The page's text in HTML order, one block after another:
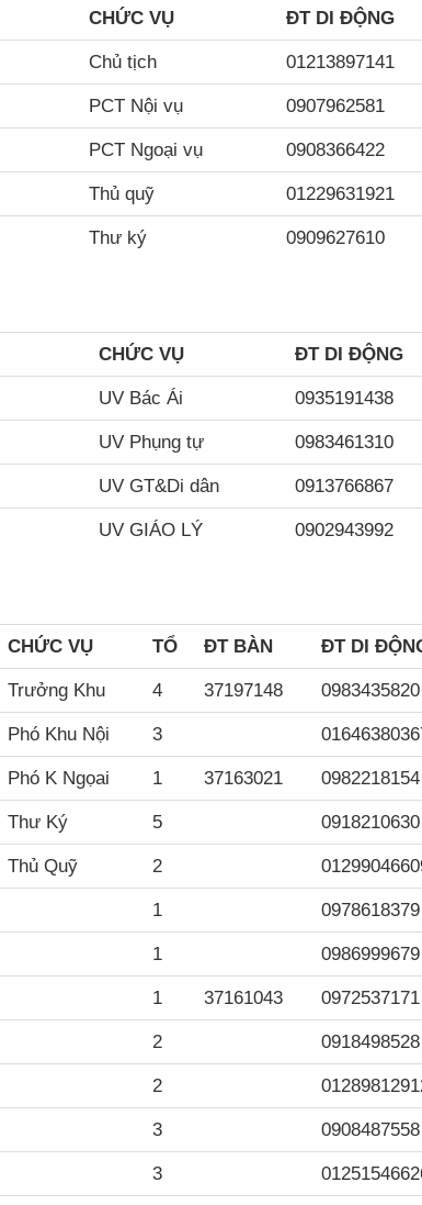
CHỨC VỤ ĐT DI ĐỘNG
Chủ tịch 01213897141
PCT Nội vụ 0907962581
PCT Ngoại vụ 0908366422
Thủ quỹ 01229631921
Thư ký 0909627610
CHỨC VỤ ĐT DI ĐỘNG
UV Bác Ái 0935191438
UV Phụng tự 0983461310
UV GT&Di dân 0913766867
UV GIÁO LÝ 0902943992
CHỨC VỤ TỔ ĐT BÀN ĐT DI
Trưởng Khu 4 37197148 0983435820
Phó Khu Nội 3
Phó K Ngọai 1 37163021 0982218154
Thư Ký 5 0918210630
Thủ Quỹ 2
1 0978618379
1 0986999679
1 37161043 0972537171
2 0918498528
2
3 0908487558
3